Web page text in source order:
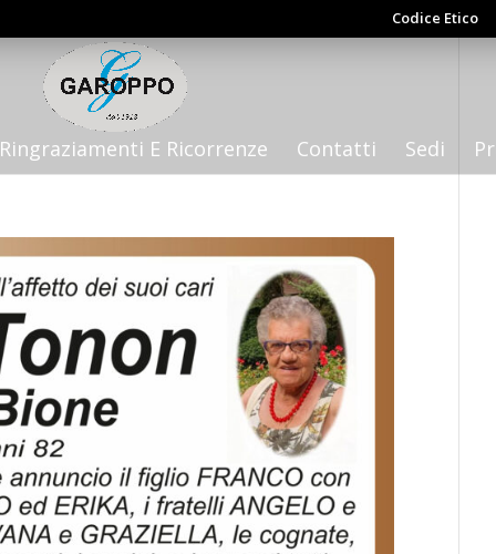
Codice Etico
Ringraziamenti E Ricorrenze Contatti Sedi